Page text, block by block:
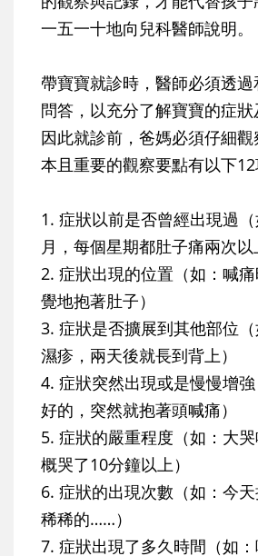
一五一十地向兒科醫師說明。
帶寶寶就診時，醫師必須透
問答，以充分了解寶寶的症狀
因此就診前，爸媽必須仔細
本且重要的觀察要點有以下12
1. 症狀以前是否曾經出現過
月，每個星期都肚子痛兩次以
2. 症狀出現的位置（如：喊
覺地抱著肚子）
3. 症狀是否擴展到其他部位
濕疹，兩天後就長到背上）
4. 症狀突然出現或是慢慢增
好的，突然就抱著頭喊痛）
5. 症狀的嚴重程度（如：大
概哭了10分鐘以上）
6. 症狀的出現次數（如：今
稀稀的……）
7. 症狀出現了多久時間（如